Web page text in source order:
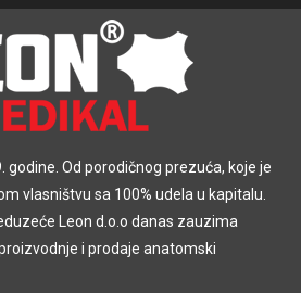
godine. Od porodičnog prezuća, koje je
vlasništvu sa 100% udela u kapitalu.
Leon d.o.o danas zauzima
i prodaje anatomski